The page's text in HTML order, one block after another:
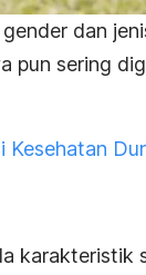
dan
pun sering
Kesehatan
karakteristik